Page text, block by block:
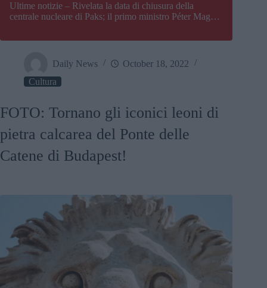
Ultime notizie – Rivelata la data di chiusura della
centrale nucleare di Paks; il primo ministro Péter Magyar
Daily News
October 18, 2022
Cultura
FOTO: Tornano gli iconici leoni di
pietra calcarea del Ponte delle
Catene di Budapest!